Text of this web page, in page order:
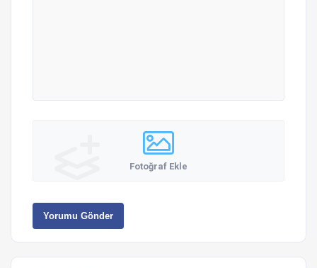
Fotoğraf Ekle
Yorumu Gönder